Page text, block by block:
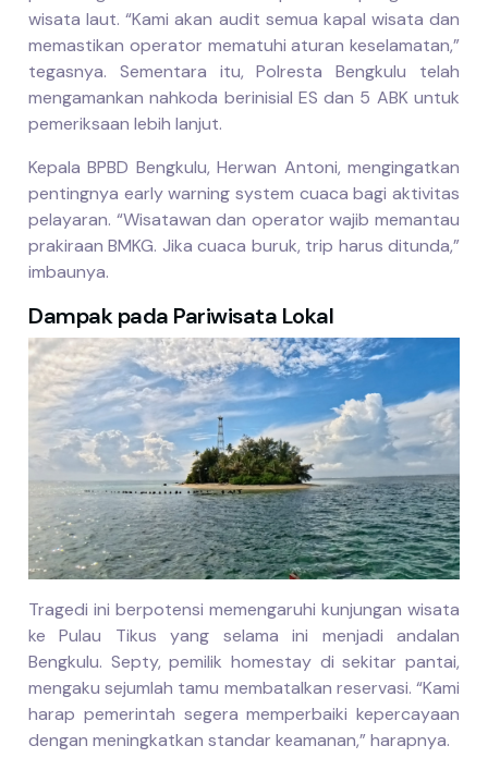
wisata laut. “Kami akan audit semua kapal wisata dan
memastikan operator mematuhi aturan keselamatan,”
tegasnya. Sementara itu, Polresta Bengkulu telah
mengamankan nahkoda berinisial ES dan 5 ABK untuk
pemeriksaan lebih lanjut.
Kepala BPBD Bengkulu, Herwan Antoni, mengingatkan
pentingnya early warning system cuaca bagi aktivitas
pelayaran. “Wisatawan dan operator wajib memantau
prakiraan BMKG. Jika cuaca buruk, trip harus ditunda,”
imbaunya.
Dampak pada Pariwisata Lokal
Tragedi ini berpotensi memengaruhi kunjungan wisata
ke Pulau Tikus yang selama ini menjadi andalan
Bengkulu. Septy, pemilik homestay di sekitar pantai,
mengaku sejumlah tamu membatalkan reservasi. “Kami
harap pemerintah segera memperbaiki kepercayaan
dengan meningkatkan standar keamanan,” harapnya.